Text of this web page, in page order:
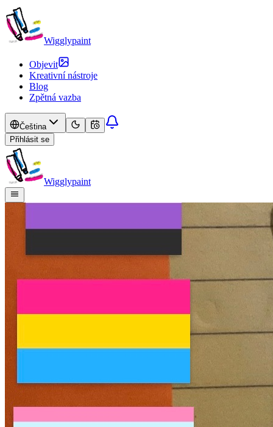
Wigglypaint
Objevit
Kreativní nástroje
Blog
Zpětná vazba
Čeština
Přihlásit se
Wigglypaint